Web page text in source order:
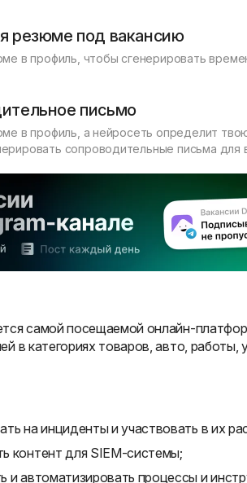
резюме под вакансию
в профиль, чтобы сгенерировать
письмо
в профиль, а нейросеть определит
сопроводительные письма для
самой посещаемой онлайн-
в категориях товаров, авто, работы,
на инциденты и участвовать в их
контент для SIEM-системы;
и автоматизировать процессы и